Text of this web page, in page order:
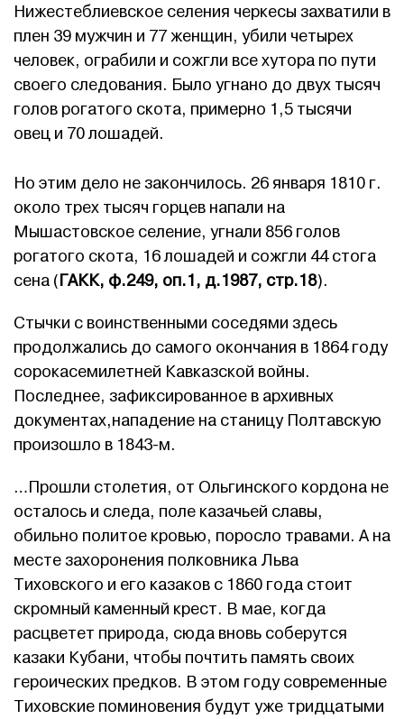
Нижестеблиевское селения черкесы захватили в
плен 39 мужчин и 77 женщин, убили четырех
человек, ограбили и сожгли все хутора по пути
своего следования. Было угнано до двух тысяч
голов рогатого скота, примерно 1,5 тысячи
овец и 70 лошадей.
Но этим дело не закончилось. 26 января 1810 г.
около трех тысяч горцев напали на
Мышастовское селение, угнали 856 голов
рогатого скота, 16 лошадей и сожгли 44 стога
сена (ГАКК, ф.249, оп.1, д.1987, стр.18).
Стычки с воинственными соседями здесь
продолжались до самого окончания в 1864 году
сорокасемилетней Кавказской войны.
Последнее, зафиксированное в архивных
документах,нападение на станицу Полтавскую
произошло в 1843-м.
…Прошли столетия, от Ольгинского кордона не
осталось и следа, поле казачьей славы,
обильно политое кровью, поросло травами. А на
месте захоронения полковника Льва
Тиховского и его казаков с 1860 года стоит
скромный каменный крест. В мае, когда
расцветет природа, сюда вновь соберутся
казаки Кубани, чтобы почтить память своих
героических предков. В этом году современные
Тиховские поминовения будут уже тридцатыми